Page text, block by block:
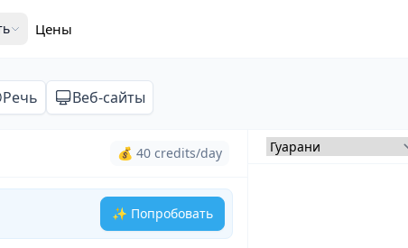
Цены
Речь Веб-сайты
💰 40 credits/day
✨ Попробовать